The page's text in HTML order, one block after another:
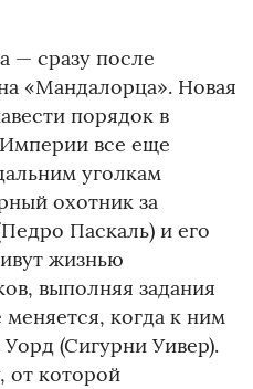
— сразу после
«Мандалорца». Новая
порядок в
все еще
уголкам
охотник за
Паскаль) и его
жизнью
выполняя задания
когда к ним
(Сигурни Уивер).
от которой